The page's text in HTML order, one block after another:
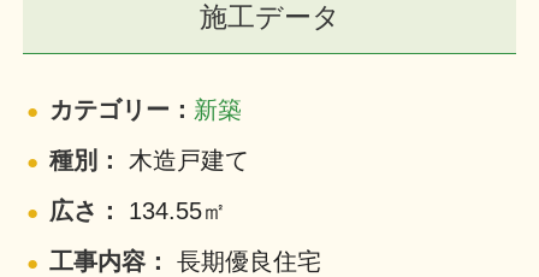
施工データ
カテゴリー： 新築
種別：
木造戸建て
広さ：
134.55㎡
工事内容：
長期優良住宅